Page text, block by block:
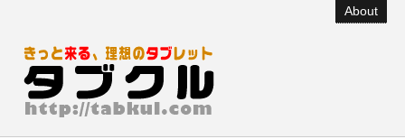
About